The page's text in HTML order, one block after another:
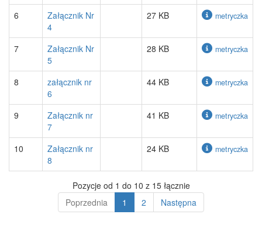
6
Załącznik Nr
4
27 KB metryczka
7
Załącznik Nr
5
28 KB metryczka
8
załącznik nr
6
44 KB metryczka
9
Załącznik nr
7
41 KB metryczka
10
Załącznik nr
8
24 KB metryczka
Pozycje od 1 do 10 z 15 łącznie
Poprzednia
1 2 Następna